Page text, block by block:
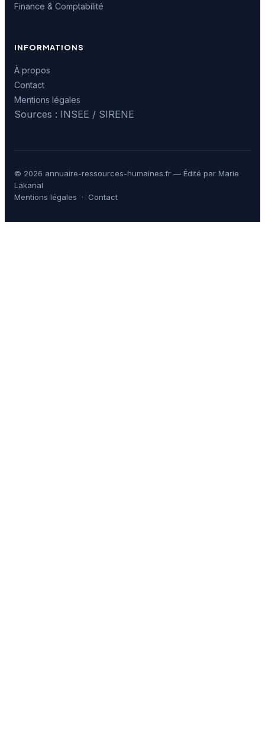
Finance & Comptabilité
INFORMATIONS
À propos
Contact
Mentions légales
Sources : INSEE / SIRENE
© 2026 annuaire-ressources-humaines.fr — Édité par Marie
Lakanal
Mentions légales · Contact